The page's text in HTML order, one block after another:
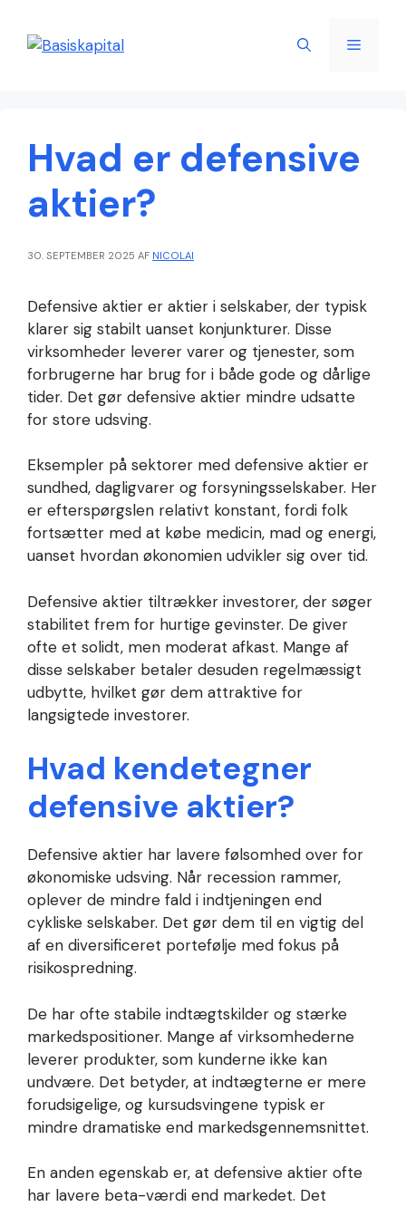
indhold
Menu
Hvad er defensive
aktier?
30. SEPTEMBER 2025 AF NICOLAI
Defensive aktier er aktier i selskaber, der typisk
klarer sig stabilt uanset konjunkturer. Disse
virksomheder leverer varer og tjenester, som
forbrugerne har brug for i både gode og dårlige
tider. Det gør defensive aktier mindre udsatte
for store udsving.
Eksempler på sektorer med defensive aktier er
sundhed, dagligvarer og forsyningsselskaber. Her
er efterspørgslen relativt konstant, fordi folk
fortsætter med at købe medicin, mad og energi,
uanset hvordan økonomien udvikler sig over tid.
Defensive aktier tiltrækker investorer, der søger
stabilitet frem for hurtige gevinster. De giver
ofte et solidt, men moderat afkast. Mange af
disse selskaber betaler desuden regelmæssigt
udbytte, hvilket gør dem attraktive for
langsigtede investorer.
Hvad kendetegner
defensive aktier?
Defensive aktier har lavere følsomhed over for
økonomiske udsving. Når recession rammer,
oplever de mindre fald i indtjeningen end
cykliske selskaber. Det gør dem til en vigtig del
af en diversificeret portefølje med fokus på
risikospredning.
De har ofte stabile indtægtskilder og stærke
markedspositioner. Mange af virksomhederne
leverer produkter, som kunderne ikke kan
undvære. Det betyder, at indtægterne er mere
forudsigelige, og kursudsvingene typisk er
mindre dramatiske end markedsgennemsnittet.
En anden egenskab er, at defensive aktier ofte
har lavere beta-værdi end markedet. Det